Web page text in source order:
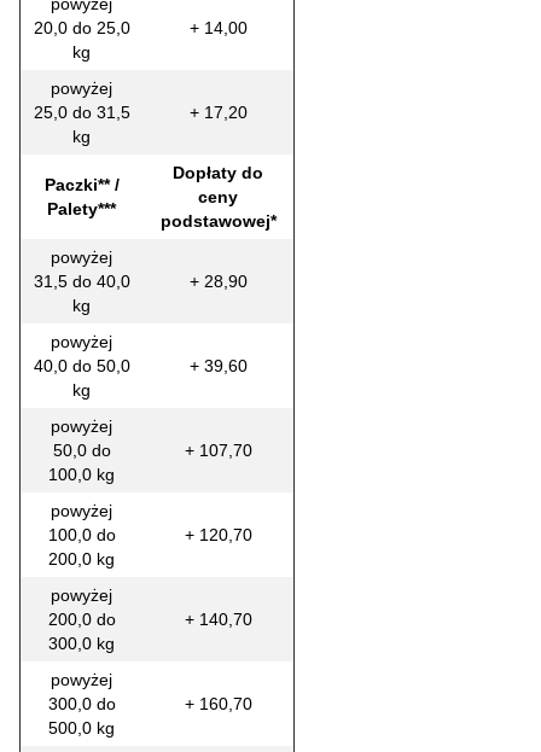
powyżej
20,0 do 25,0
kg
+ 14,00
powyżej
25,0 do 31,5
kg
+ 17,20
Paczki** /
Palety***
Dopłaty do
ceny
podstawowej*
powyżej
31,5 do 40,0
kg
+ 28,90
powyżej
40,0 do 50,0
kg
+ 39,60
powyżej
50,0 do
100,0 kg
+ 107,70
powyżej
100,0 do
200,0 kg
+ 120,70
powyżej
200,0 do
300,0 kg
+ 140,70
powyżej
300,0 do
500,0 kg
+ 160,70